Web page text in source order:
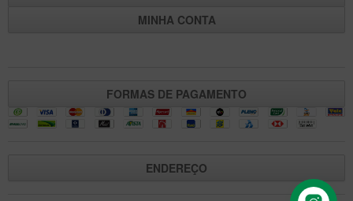
Isqueiros
MINHA CONTA
FORMAS DE PAGAMENTO
ENDEREÇO